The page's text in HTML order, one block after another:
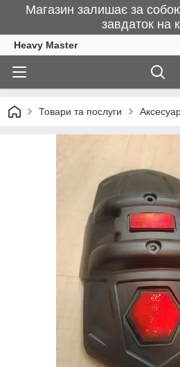
Магазин залишає за
завдаток на
Heavy Master
Товари та послуги